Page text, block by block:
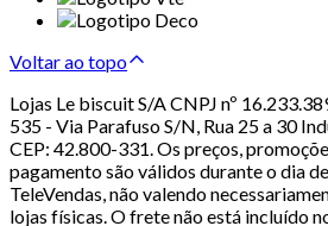
Voltar ao topo
Lojas Le biscuit S/A CNPJ nº
535 - Via Parafuso S/N, Rua 25 a 30
CEP: 42.800-331. Os preços,
pagamento são válidos durante o dia
TeleVendas, não valendo
lojas físicas. O frete não está incluído